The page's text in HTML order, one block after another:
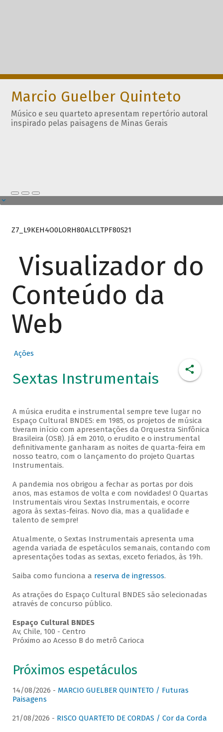
Marcio Guelber Quinteto
Músico e seu quarteto apresentam repertório autoral
inspirado pelas paisagens de Minas Gerais
Z7_L9KEH4O0LORH80ALCLTPF80S21
Visualizador do
Conteúdo da
Web
Ações
Sextas Instrumentais
A música erudita e instrumental sempre teve lugar no
Espaço Cultural BNDES: em 1985, os projetos de música
tiveram início com apresentações da Orquestra Sinfônica
Brasileira (OSB). Já em 2010, o erudito e o instrumental
definitivamente ganharam as noites de quarta-feira em
nosso teatro, com o lançamento do projeto Quartas
Instrumentais.
A pandemia nos obrigou a fechar as portas por dois
anos, mas estamos de volta e com novidades! O Quartas
Instrumentais virou Sextas Instrumentais, e ocorre
agora às sextas-feiras. Novo dia, mas a qualidade e
talento de sempre!
Atualmente, o Sextas Instrumentais apresenta uma
agenda variada de espetáculos semanais, contando com
apresentações todas as sextas, exceto feriados, às 19h.
Saiba como funciona a reserva de ingressos.
As atrações do Espaço Cultural BNDES são selecionadas
através de concurso público.
Espaço Cultural BNDES
Av, Chile, 100 - Centro
Próximo ao Acesso B do metrô Carioca
Próximos espetáculos
14/08/2026 - MARCIO GUELBER QUINTETO / Futuras
Paisagens
21/08/2026 - RISCO QUARTETO DE CORDAS / Cor da Corda